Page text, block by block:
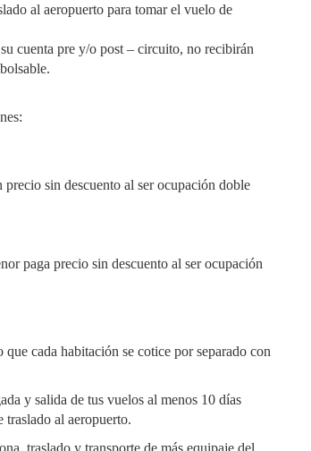
al aeropuerto para tomar el vuelo de
cuenta pre y/o post – circuito, no recibirán
sin descuento al ser ocupación doble
paga precio sin descuento al ser ocupación
cada habitación se cotice por separado con
y salida de tus vuelos al menos 10 días
traslado al aeropuerto.
traslado y transporte de más equipaje del